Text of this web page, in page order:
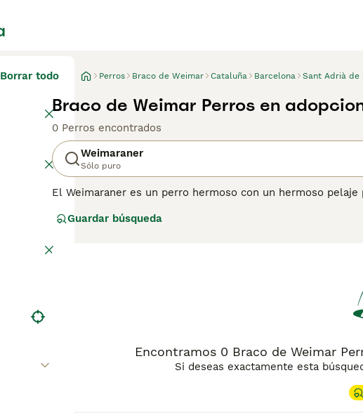
Borrar todo Perros Braco de Weimar Cataluña Barcelona Sant Adrià de
Braco de Weimar Perros en
0 Perros encontrados
Weimaraner
Sólo puro
El Weimaraner es un perro hermoso con un hermoso
mejor opción para los dueños de perros primerizos, ya
personas que lideran vidas activas al aire libre y que
Guardar búsqueda
Encontramos 0 Braco de Weimar
Si deseas exactamente esta